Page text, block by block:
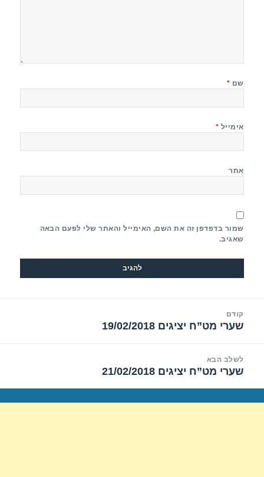
שם *
אימייל *
אתר
שמור בדפדפן זה את השם, האימייל והאתר שלי לפעם הבאה
שאגיב.
קודם
הפוסט
שערי מט”ח יציגים 19/02/2018
לשלב הבא
הפוסט
שערי מט”ח יציגים 21/02/2018